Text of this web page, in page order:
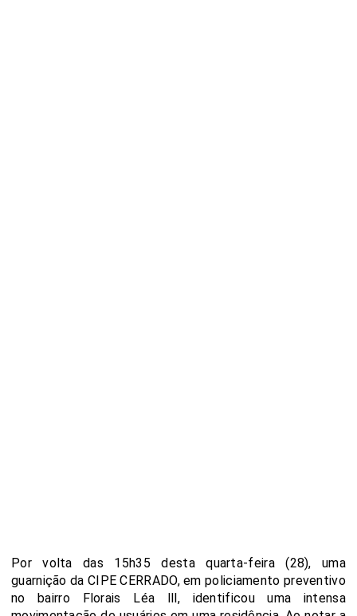
Por volta das 15h35 desta quarta-feira (28), uma
guarnição da CIPE CERRADO, em policiamento preventivo
no bairro Florais Léa lll, identificou uma intensa